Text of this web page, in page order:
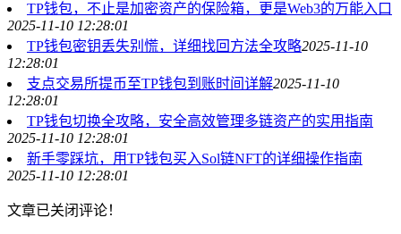
TP钱包，不止是加密资产的保险箱，更是Web3的万能入口
2025-11-10 12:28:01
TP钱包密钥丢失别慌，详细找回方法全攻略2025-11-10
12:28:01
支点交易所提币至TP钱包到账时间详解2025-11-10
12:28:01
TP钱包切换全攻略，安全高效管理多链资产的实用指南
2025-11-10 12:28:01
新手零踩坑，用TP钱包买入Sol链NFT的详细操作指南
2025-11-10 12:28:01
文章已关闭评论！